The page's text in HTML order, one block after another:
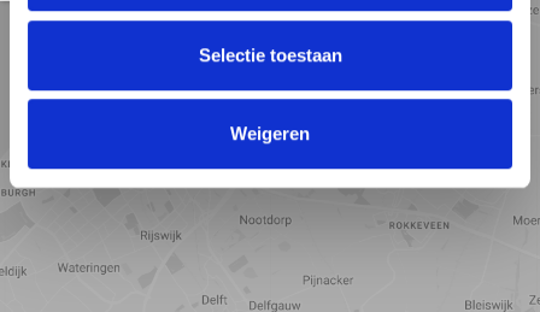
Selectie toestaan
Weigeren